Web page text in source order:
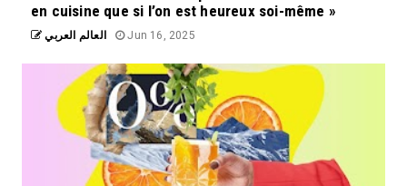
en cuisine que si l’on est heureux soi-même »
العالم العربي Jun 16, 2025